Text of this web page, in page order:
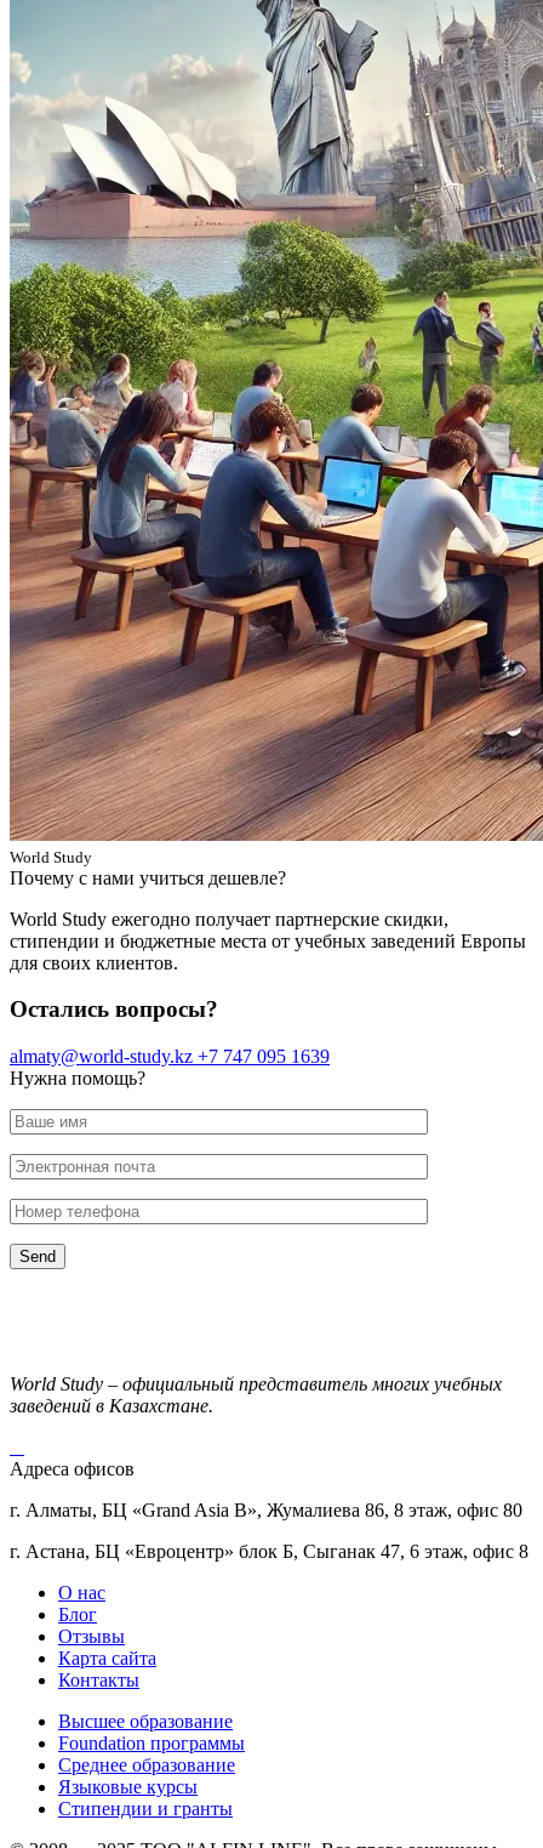
World Study
Почему с нами учиться дешевле?
World Study ежегодно получает партнерские скидки,
стипендии и бюджетные места от учебных заведений Европы
для своих клиентов.
Остались вопросы?
almaty@world-study.kz +7 747 095 1639
Нужна помощь?
World Study – официальный представитель многих учебных
заведений в Казахстане.
Адреса офисов
г. Алматы, БЦ «Grand Asia B», Жумалиева 86, 8 этаж, офис 80
г. Астана, БЦ «Евроцентр» блок Б, Сыганак 47, 6 этаж, офис 8
О нас
Блог
Отзывы
Карта сайта
Контакты
Высшее образование
Foundation программы
Среднее образование
Языковые курсы
Стипендии и гранты